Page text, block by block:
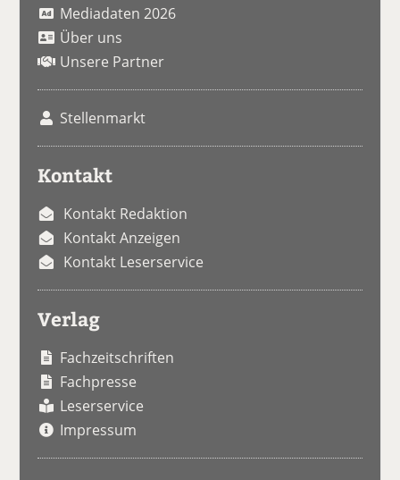
Mediadaten 2026
Über uns
Unsere Partner
Stellenmarkt
Kontakt
Kontakt Redaktion
Kontakt Anzeigen
Kontakt Leserservice
Verlag
Fachzeitschriften
Fachpresse
Leserservice
Impressum